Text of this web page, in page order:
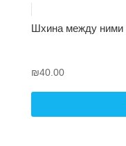
Шхина между ними
₪40.00